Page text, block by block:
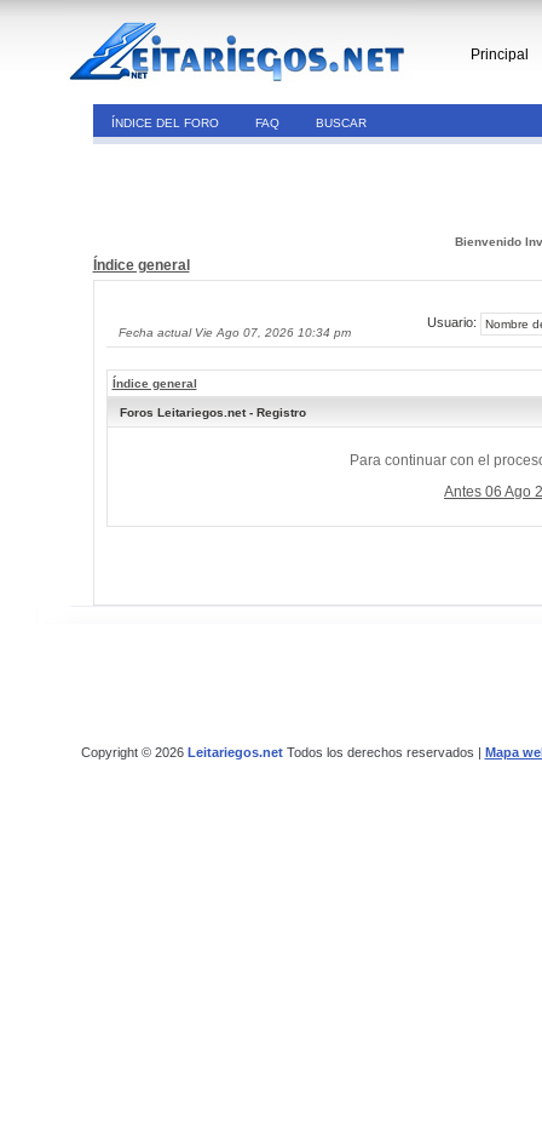
Principal
ÍNDICE DEL FORO FAQ BUSCAR
Bienvenido
Índice general
Fecha actual Vie Ago 07, 2026 10:34 pm
Usuario:
Índice general
Foros Leitariegos.net - Registro
Para continuar con el
Antes 06 Ago
Copyright © 2026 Leitariegos.netTodos los derechos reservados | Mapa